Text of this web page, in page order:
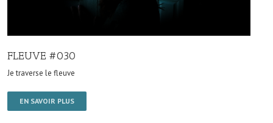
FLEUVE #030
Je traverse le fleuve
EN SAVOIR PLUS